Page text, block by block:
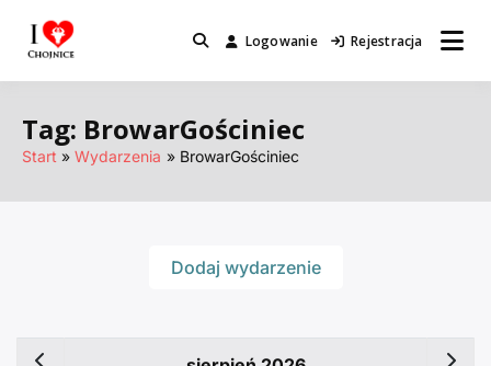
Miejsca które warto odwiedzić.
Logowanie Rejestracja
Tag: BrowarGościniec
Start Wydarzenia BrowarGościniec
Dodaj wydarzenie